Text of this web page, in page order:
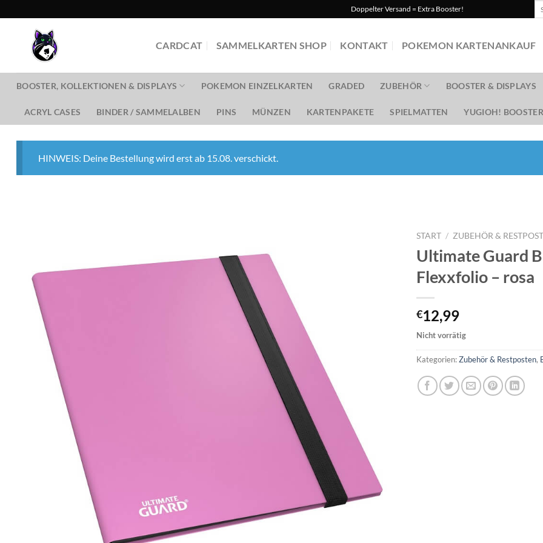
Inhalt
springen
Doppelter Versand = Extra Booster!
CARDCAT SAMMELKARTEN SHOP KONTAKT POKEMON KARTENANKAUF
BOOSTER, KOLLEKTIONEN & DISPLAYS POKEMON EINZELKARTEN GRADED ZUBEHÖR BOOSTER & DISPLAYS
ACRYL CASES BINDER / SAMMELALBEN PINS MÜNZEN KARTENPAKETE SPIELMATTEN YUGIOH!
HINWEIS: Deine Bestellung wird erst ab 15.08. verschickt.
START / ZUBEHÖR &
Ultimate Guard
Flexxfolio – rosa
€12,99
Nicht vorrätig
Kategorien:Zubehör & Restposten,